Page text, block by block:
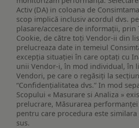
Activ (DA) in coloana de
scop implică inclusiv acordul dvs.
plasare/accesare de informații, prin
Cookie, de către toți Vendor-ii din
prelucreaza date in temeiul
excepția situației în care optați cu
unii Vendor-i, în mod individual, în
Vendori, pe care o regăsiți la
“Confidențialitatea dvs.” In mod
Scopului « Masurare si Analiza »
prelucrare, Măsurarea
pentru care procedura este similara
sus.